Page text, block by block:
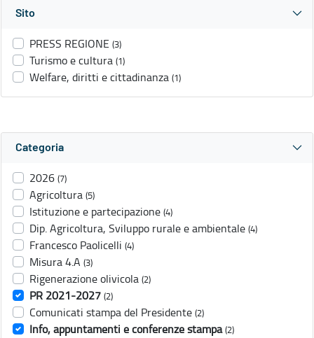
Sito
PRESS REGIONE (3)
Turismo e cultura (1)
Welfare, diritti e cittadinanza (1)
Categoria
2026 (7)
Agricoltura (5)
Istituzione e partecipazione (4)
Dip. Agricoltura, Sviluppo rurale e ambientale (4)
Francesco Paolicelli (4)
Misura 4.A (3)
Rigenerazione olivicola (2)
PR 2021-2027 (2)
Comunicati stampa del Presidente (2)
Info, appuntamenti e conferenze stampa (2)